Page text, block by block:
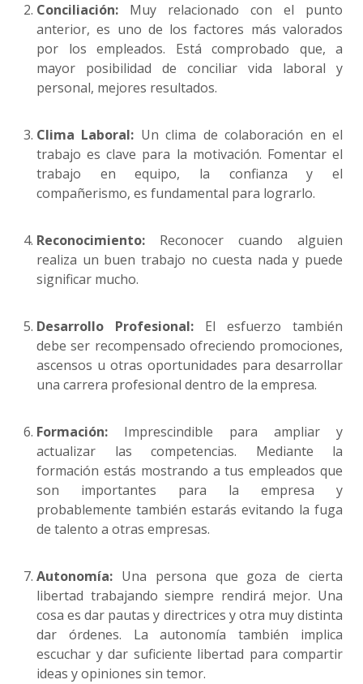
Conciliación: Muy relacionado con el punto
anterior, es uno de los factores más valorados
por los empleados. Está comprobado que, a
mayor posibilidad de conciliar vida laboral y
personal, mejores resultados.
Clima Laboral: Un clima de colaboración en el
trabajo es clave para la motivación. Fomentar el
trabajo en equipo, la confianza y el
compañerismo, es fundamental para lograrlo.
Reconocimiento: Reconocer cuando alguien
realiza un buen trabajo no cuesta nada y puede
significar mucho.
Desarrollo Profesional: El esfuerzo también
debe ser recompensado ofreciendo promociones,
ascensos u otras oportunidades para desarrollar
una carrera profesional dentro de la empresa.
Formación: Imprescindible para ampliar y
actualizar las competencias. Mediante la
formación estás mostrando a tus empleados que
son importantes para la empresa y
probablemente también estarás evitando la fuga
de talento a otras empresas.
Autonomía: Una persona que goza de cierta
libertad trabajando siempre rendirá mejor. Una
cosa es dar pautas y directrices y otra muy distinta
dar órdenes. La autonomía también implica
escuchar y dar suficiente libertad para compartir
ideas y opiniones sin temor.